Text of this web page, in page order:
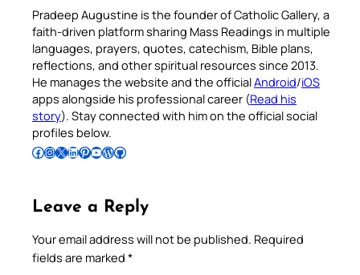
Pradeep Augustine is the founder of Catholic Gallery, a
faith-driven platform sharing Mass Readings in multiple
languages, prayers, quotes, catechism, Bible plans,
reflections, and other spiritual resources since 2013.
He manages the website and the officialAndroid/iOS
apps alongside his professional career (Read his
story). Stay connected with him on the official social
profiles below.
Follow Pradeep on Facebook Follow Pradeep on InstagramFollow Pradeep on X Follow Pradeep on LinkedIn Follow Pradeep on Pinterest Subscribe to Pradeep’s Youtube Channel Follow Pradeep on WordPress Follow Pradeep on GitHub
Leave a Reply
Your email address will not be published. Required
fields are marked *